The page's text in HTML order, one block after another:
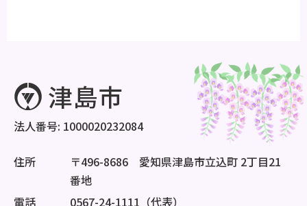
法人番号: 1000020232084
住所
〒496-8686 愛知県津島市立込町 2丁目21
番地
電話
0567-24-1111（代表）